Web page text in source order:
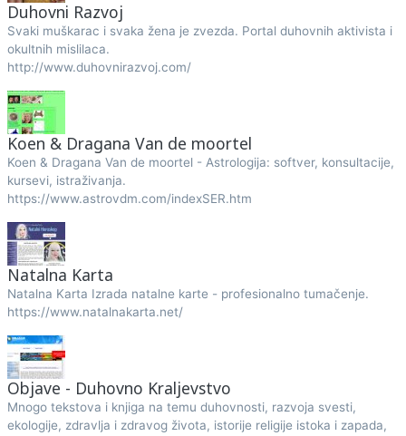
Duhovni Razvoj
Svaki muškarac i svaka žena je zvezda. Portal duhovnih aktivista i
okultnih mislilaca.
http://www.duhovnirazvoj.com/
Koen & Dragana Van de moortel
Koen & Dragana Van de moortel - Astrologija: softver, konsultacije,
kursevi, istraživanja.
https://www.astrovdm.com/indexSER.htm
Natalna Karta
Natalna Karta Izrada natalne karte - profesionalno tumačenje.
https://www.natalnakarta.net/
Objave - Duhovno Kraljevstvo
Mnogo tekstova i knjiga na temu duhovnosti, razvoja svesti,
ekologije, zdravlja i zdravog života, istorije religije istoka i zapada,